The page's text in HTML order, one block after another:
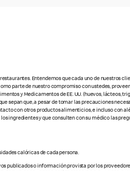
Entendemos que cada uno de nuestros
parte de nuestro compromiso con ustedes,
y Medicamentos de EE. UU. (huevos, lácteos,
que, a pesar de tomar las precauciones
con otros productos alimenticios, e incluso con
y que consulten con su médico las
calóricas de cada persona.
o información provista por los